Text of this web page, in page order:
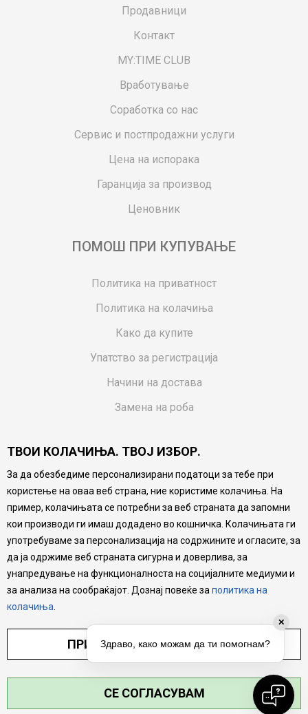
Продавници
Контакт
MY:TIME CLUB
Вработување
Соработка со нас
Сервис и постпродажни услуги
Цена на испорака
Гаранција за производ
Ценовник
ПОМОШ ПРИ КУПУВАЊЕ
Политика на приватност
Политика на колачиња
Како да купите
Упатство за регистрација
Начини на достава
Замена на роба
Ваучери
Product Finder
FAQs
Настојуваме да бидеме што попрецизни во описот на
производите, прикажување на слики и цени, но не
можеме да гарантираме дека сите информации се
комплетни и без грешка. Сите производи се дел од
нашата понуда, но не се подразбира дека мора да се
достапни во секој момент.
. СИТЕ ПРАВА ЗАДРЖАНИ.
ТВОИ КОЛАЧИЊА. ТВОЈ ИЗБОР.
За да обезбедиме персонализирани податоци за тебе при
користење на оваа веб страна, ние користиме колачиња. На
пример, колачињата се потребни за веб страната да запомни
кои производи ги имаш додадено во кошничка. Колачињата ги
употребуваме за персонализација на содржините и огласите, за
да ја одржиме веб страната сигурна и доверлива, за
унапредување на функционалноста на социјалните медиуми и
за анализа на сообраќајот. Дознај повеќе за политика на
колачиња
ПРИЛАГОДИ ПОСТАВУВАЊА
СЕ СОГЛАСУВАМ
✕
Здраво, како можам да ти помогнам?